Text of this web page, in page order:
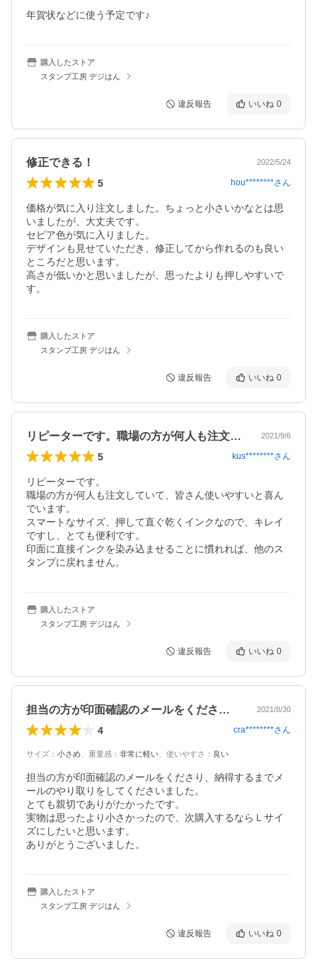
年賀状などに使う予定です♪
購入したストア
スタンプ工房 デジはん
違反報告 いいね 0
修正できる！ 2022/5/24
5 hou********さん
価格が気に入り注文しました。ちょっと小さいかなとは思
いましたが、大丈夫です。
セピア色が気に入りました。
デザインも見せていただき、修正してから作れるのも良い
ところだと思います。
高さが低いかと思いましたが、思ったよりも押しやすいで
す。
購入したストア
スタンプ工房 デジはん
違反報告 いいね 0
リピーターです。職場の方が何人も注文し… 2021/9/6
5 kus********さん
リピーターです。
職場の方が何人も注文していて、皆さん使いやすいと喜ん
でいます。
スマートなサイズ、押して直ぐ乾くインクなので、キレイ
ですし、とても便利です。
印面に直接インクを染み込ませることに慣れれば、他のス
タンプに戻れません。
購入したストア
スタンプ工房 デジはん
違反報告 いいね 0
担当の方が印面確認のメールをくださり、… 2021/8/30
4 cra********さん
サイズ ： 小さめ 重量感 ： 非常に軽い 使いやすさ ： 良い
担当の方が印面確認のメールをくださり、納得するまでメ
ールのやり取りをしてくださいました。
とても親切でありがたかったです。
実物は思ったより小さかったので、次購入するならＬサイ
ズにしたいと思います。
ありがとうございました。
購入したストア
スタンプ工房 デジはん
違反報告 いいね 0